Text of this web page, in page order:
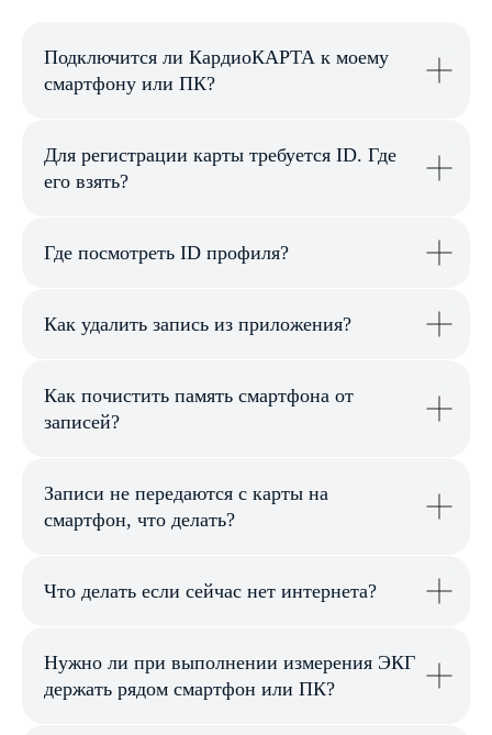
Подключится ли КардиоКАРТА к моему
смартфону или ПК?
Для регистрации карты требуется ID. Где
его взять?
Где посмотреть ID профиля?
Как удалить запись из приложения?
Как почистить память смартфона от
записей?
Записи не передаются с карты на
смартфон, что делать?
Что делать если сейчас нет интернета?
Нужно ли при выполнении измерения ЭКГ
держать рядом смартфон или ПК?
Взаимодействие
с лечащим врачом